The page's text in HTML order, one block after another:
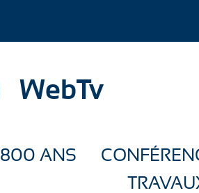
WebTv
800 ANS